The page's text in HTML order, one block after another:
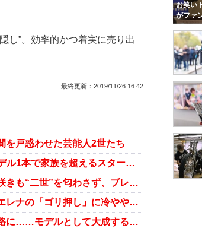
し”。効率的かつ着実に売り出
最終更新： 2019/11/26 16:42
戸惑わせた芸能人2世たち
本木雅弘の長男・UTAがランウェイデビュー、モデル1本で家族を超えるスターになる!?
山田裕貴「父親を超えたくて」俳優の道へ！ 遅咲きも“二世”を匂わさず、ブレイク間近!?
“ゴクミ”後藤久美子の復帰ロードに暗雲……娘・エレナの「ゴリ押し」に冷ややか目線
岡田結実“ますおか岡田の娘”封印で芸能人生の岐路に……モデルとして大成する可能性は？
お笑い
がファ